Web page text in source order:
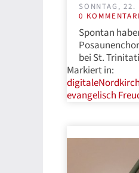
SONNTAG, 22.
0
Spontan
bei St.
Markiert in:
evangelisch